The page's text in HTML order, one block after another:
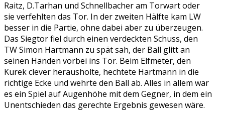
Raitz, D.Tarhan und Schnellbacher am Torwart oder
sie verfehlten das Tor. In der zweiten Hälfte kam LW
besser in die Partie, ohne dabei aber zu überzeugen.
Das Siegtor fiel durch einen verdeckten Schuss, den
TW Simon Hartmann zu spät sah, der Ball glitt an
seinen Händen vorbei ins Tor. Beim Elfmeter, den
Kurek clever herausholte, hechtete Hartmann in die
richtige Ecke und wehrte den Ball ab. Alles in allem war
es ein Spiel auf Augenhöhe mit dem Gegner, in dem ein
Unentschieden das gerechte Ergebnis gewesen wäre.